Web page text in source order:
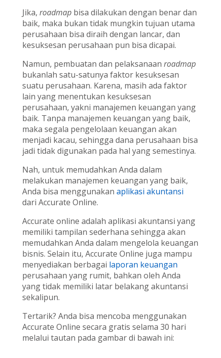
Jika, roadmapbisa dilakukan dengan benar dan
baik, maka bukan tidak mungkin tujuan utama
perusahaan bisa diraih dengan lancar, dan
kesuksesan perusahaan pun bisa dicapai.
Namun, pembuatan dan pelaksanaan roadmap
bukanlah satu-satunya faktor kesuksesan
suatu perusahaan. Karena, masih ada faktor
lain yang menentukan kesuksesan
perusahaan, yakni manajemen keuangan yang
baik. Tanpa manajemen keuangan yang baik,
maka segala pengelolaan keuangan akan
menjadi kacau, sehingga dana perusahaan bisa
jadi tidak digunakan pada hal yang semestinya.
Nah, untuk memudahkan Anda dalam
melakukan manajemen keuangan yang baik,
Anda bisa menggunakan aplikasi akuntansi
dari Accurate Online.
Accurate online adalah aplikasi akuntansi yang
memiliki tampilan sederhana sehingga akan
memudahkan Anda dalam mengelola keuangan
bisnis. Selain itu, Accurate Online juga mampu
menyediakan berbagai laporan keuangan
perusahaan yang rumit, bahkan oleh Anda
yang tidak memiliki latar belakang akuntansi
sekalipun.
Tertarik? Anda bisa mencoba menggunakan
Accurate Online secara gratis selama 30 hari
melalui tautan pada gambar di bawah ini: